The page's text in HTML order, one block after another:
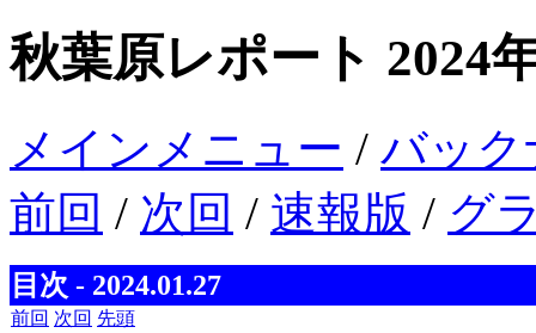
秋葉原レポート 2024
メインメニュー / バッ
前回 / 次回 / 速報版 / グ
目次 - 2024.01.27
前回 次回 先頭